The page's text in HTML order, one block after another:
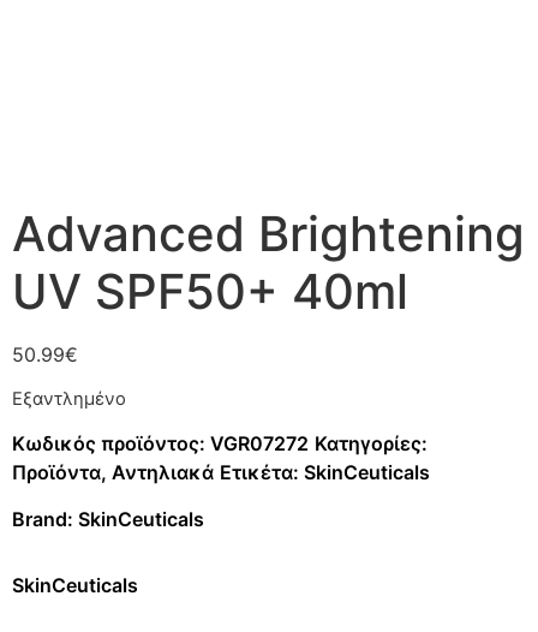
Advanced Brightening
UV SPF50+ 40ml
50.99€
Εξαντλημένο
Κωδικός προϊόντος: VGR07272 Κατηγορίες:
Προϊόντα, Αντηλιακά Ετικέτα: SkinCeuticals
Brand: SkinCeuticals
SkinCeuticals